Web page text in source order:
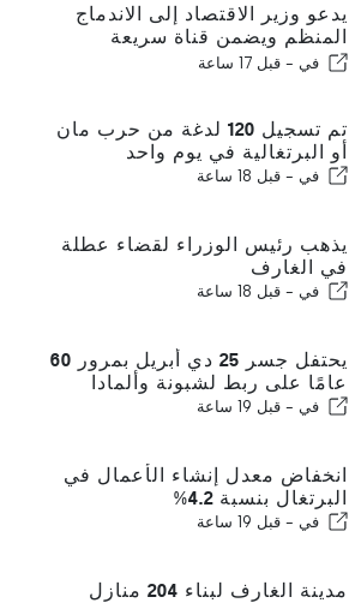
يدعو وزير الاقتصاد إلى الاندماج
المنظم ويضمن قناة سريعة
للمهاجرين
في - قبل 17 ساعة
تم تسجيل 120 لدغة من حرب مان
أو البرتغالية في يوم واحد
في - قبل 18 ساعة
يذهب رئيس الوزراء لقضاء عطلة
في الغارف
في - قبل 18 ساعة
يحتفل جسر 25 دي أبريل بمرور 60
عامًا على ربط لشبونة وألمادا
في - قبل 19 ساعة
انخفاض معدل إنشاء الأعمال في
البرتغال بنسبة 4.2%
في - قبل 19 ساعة
مدينة الغارف لبناء 204 منازل